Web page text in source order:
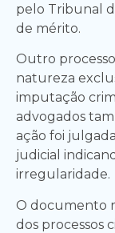
pelo Tribunal
de mérito.
Outro
natureza
imputação
advogados
ação foi
judicial
irregularidade.
O documento
dos processos